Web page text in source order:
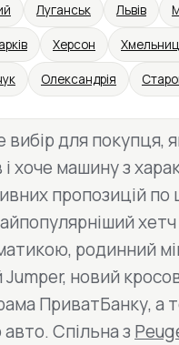
Луганськ Львів
Херсон
Олександрія
для покупця,
хоче машину з
пропозицій по
хетч
родинний
новий
ПриватБанку, а
Спільна з